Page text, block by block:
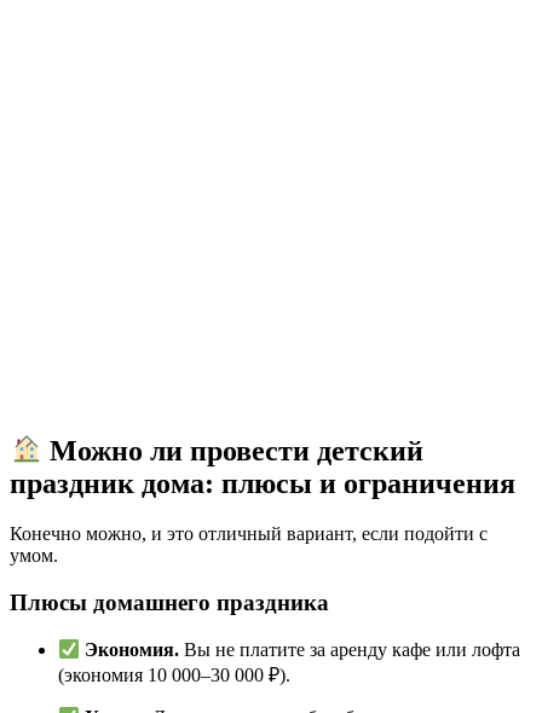
Можно ли провести детский
праздник дома: плюсы и ограничения
Конечно можно, и это отличный вариант, если подойти с
умом.
Плюсы домашнего праздника
Экономия. Вы не платите за аренду кафе или лофта
(экономия 10 000–30 000 ₽).